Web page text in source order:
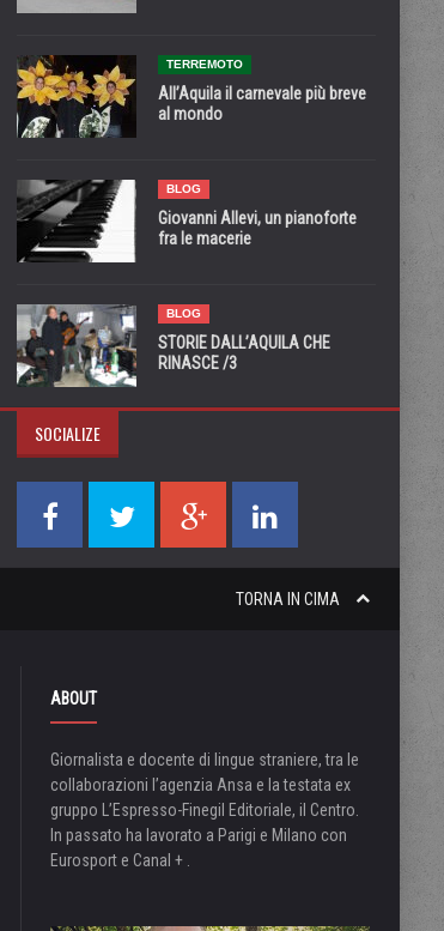
TERREMOTO
All’Aquila il carnevale più breve
al mondo
BLOG
Giovanni Allevi, un pianoforte
fra le macerie
BLOG
STORIE DALL’AQUILA CHE
RINASCE /3
SOCIALIZE
TORNA IN CIMA
ABOUT
Giornalista e docente di lingue straniere, tra le
collaborazioni l’agenzia Ansa e la testata ex
gruppo L’Espresso-Finegil Editoriale, il Centro.
In passato ha lavorato a Parigi e Milano con
Eurosport e Canal + .